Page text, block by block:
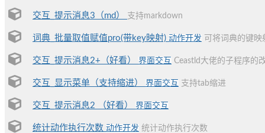
交互_提示消息3（md） 支持markdown
词典_批量取值赋值pro(带key映射) 动作开发 可将词典的键
交互_提示消息2+（好看） 界面交互 Ceastld大佬的子程序的
交互_显示菜单（支持缩进） 界面交互 支持tab缩进
交互_提示消息2 （好看） 界面交互
统计动作执行次数 动作开发 统计动作执行次数